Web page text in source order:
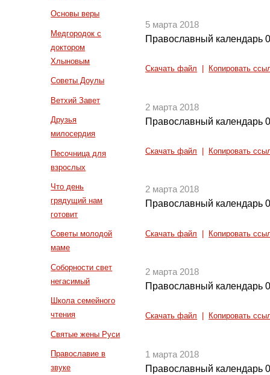
Основы веры
Медгородок с
доктором
Хлыновым
Советы Доулы
Ветхий Завет
Друзья
милосердия
Песочница для
взрослых
Что день
грядущий нам
готовит
Советы молодой
маме
Соборности свет
негасимый
Школа семейного
чтения
Святые жены Руси
Православие в
звуке
5 марта 2018
Православный календарь
Скачать файл Копировать
2 марта 2018
Православный календарь
Скачать файл Копировать
2 марта 2018
Православный календарь
Скачать файл Копировать
2 марта 2018
Православный календарь
Скачать файл Копировать
1 марта 2018
Православный календарь